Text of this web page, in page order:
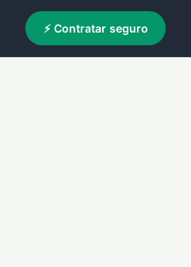
⚡ Contratar seguro